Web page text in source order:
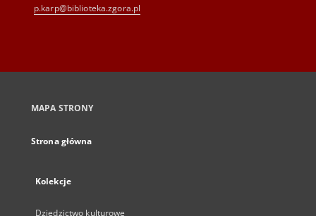
p.karp@biblioteka.zgora.pl
MAPA STRONY
Strona główna
Kolekcje
Dziedzictwo kulturowe